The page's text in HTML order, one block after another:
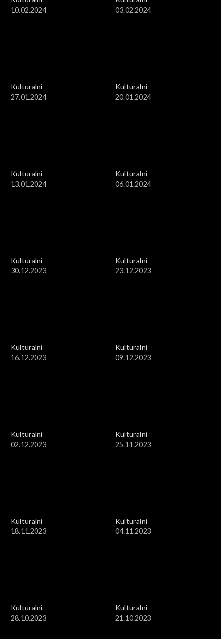
10.02.2024
03.02.2024
Kulturalni
27.01.2024
Kulturalni
20.01.2024
Kulturalni
13.01.2024
Kulturalni
06.01.2024
Kulturalni
30.12.2023
Kulturalni
23.12.2023
Kulturalni
16.12.2023
Kulturalni
09.12.2023
Kulturalni
02.12.2023
Kulturalni
25.11.2023
Kulturalni
18.11.2023
Kulturalni
04.11.2023
Kulturalni
28.10.2023
Kulturalni
21.10.2023